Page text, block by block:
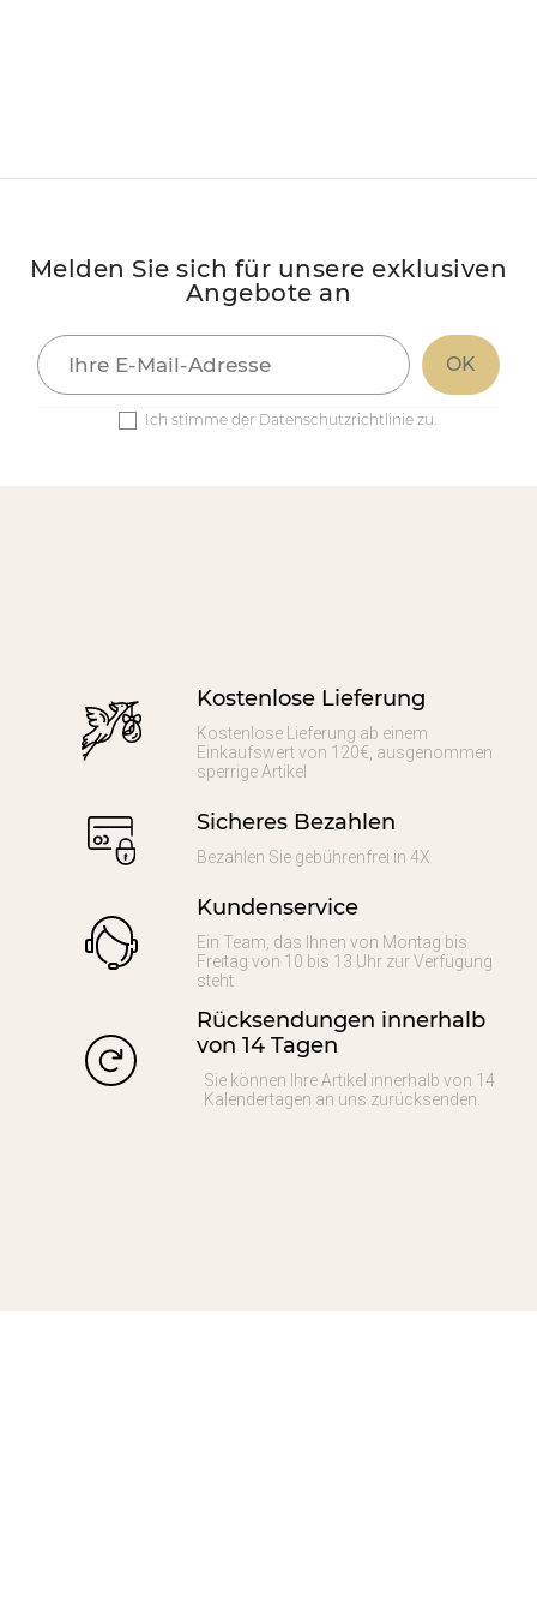
Melden Sie sich für unsere exklusiven
Angebote an
Ich stimme der Datenschutzrichtlinie zu.
Kostenlose Lieferung
Kostenlose Lieferung ab einem
Einkaufswert von 120€, ausgenommen
sperrige Artikel
Sicheres Bezahlen
Bezahlen Sie gebührenfrei in 4X
Kundenservice
Ein Team, das Ihnen von Montag bis
Freitag von 10 bis 13 Uhr zur Verfügung
steht
Rücksendungen innerhalb
von 14 Tagen
Sie können Ihre Artikel innerhalb von 14
Kalendertagen an uns zurücksenden.